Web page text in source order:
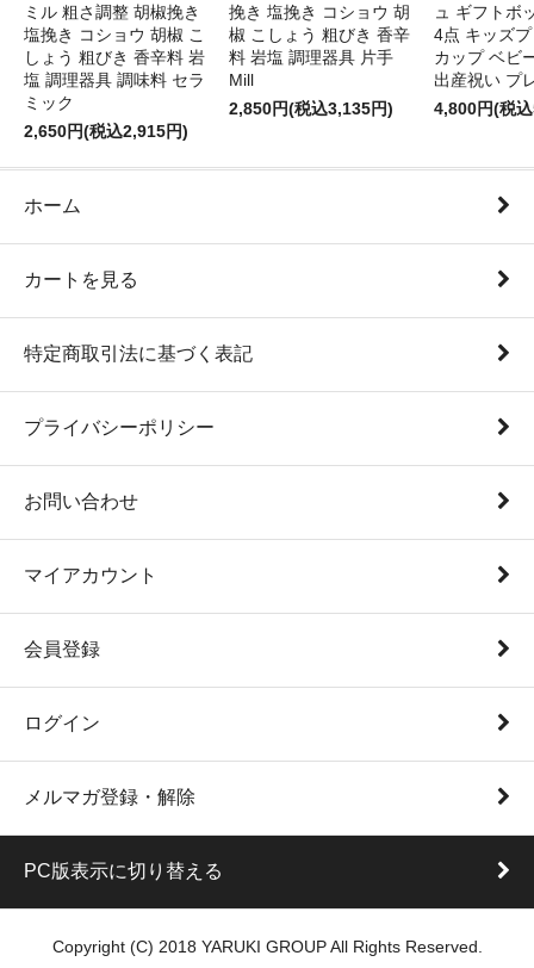
ミル 粗さ調整 胡椒挽き
塩挽き コショウ 胡椒 こ
しょう 粗びき 香辛料 岩
塩 調理器具 調味料 セラ
ミック
2,650円(税込2,915円)
挽き 塩挽き コショウ 胡
椒 こしょう 粗びき 香辛
料 岩塩 調理器具 片手
Mill
2,850円(税込3,135円)
ュ ギフトボ
4点 キッズ
カップ ベビ
出産祝い プ
4,800円(税
ホーム
カートを見る
特定商取引法に基づく表記
プライバシーポリシー
お問い合わせ
マイアカウント
会員登録
ログイン
メルマガ登録・解除
PC版表示に切り替える
Copyright (C) 2018 YARUKI GROUP All Rights Reserved.